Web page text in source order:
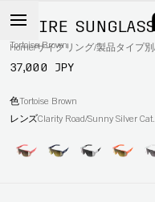
Home/サイクリング/製品タイプ別
ASPIRE
Tortoise Brown
37,000 JPY
色Tortoise Brown
レンズClarity Road/Sunny Silver